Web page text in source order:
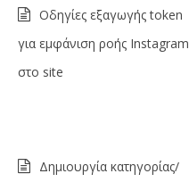
Οδηγίες εξαγωγής token
για εμφάνιση ροής Instagram
στο site
Δημιουργία κατηγορίας/